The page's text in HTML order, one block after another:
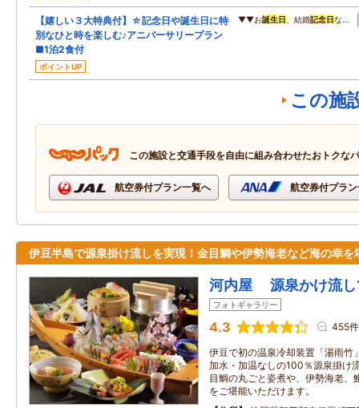
【嬉しい３大特典付】☆記念日や誕生日に特
別なひと時を楽しむ♪アニバーサリープラン
■1泊2食付
ポイントUP
▼▼お誕生日 、結婚記念日な…
この施
この施設と交通手段を自由に組み合わせたおトクな
航空券付プラン一覧へ 航空券付プラ
伊豆半島で源泉掛け流しを実現！金目鯛や伊勢海老など海の幸を
河内屋 源泉かけ流し
フォトギャラリー
4.3 455件
伊豆で初の温泉冷却装置「湯雨竹
加水・加温なしの100％源泉掛け
目鯛の丸ごと姿煮や、伊勢海老、
をご堪能いただけます。